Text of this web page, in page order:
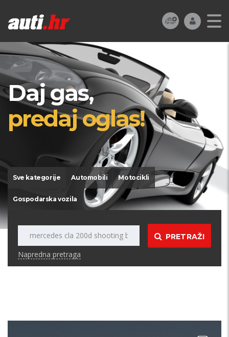
Daj gas,
predaj oglas!
Sve kategorije Automobili Motocikli
Gospodarska vozila
PRETRAŽI
Napredna pretraga